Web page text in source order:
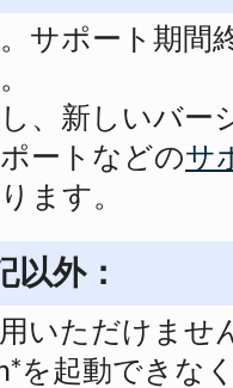
サポート期間
、新しいバー
ートなどのサ
ます。
以外：
いただけませ
を起動できな